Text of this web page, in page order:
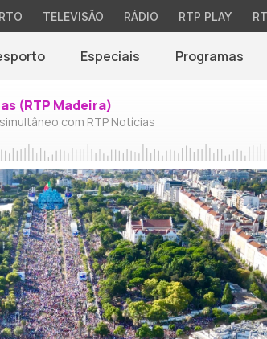
TELEVISÃO RÁDIO RTP PLAY
Especiais Programas
(RTP Madeira)
com RTP Notícias